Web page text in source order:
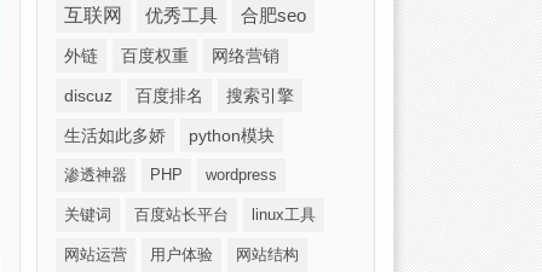
互联网
优秀工具 合肥seo
外链 百度权重 网络营销
discuz 百度排名 搜索引擎
生活如此多娇 python模块
渗透神器 PHP wordpress
关键词 百度站长平台 linux工具
网站运营 用户体验 网站结构